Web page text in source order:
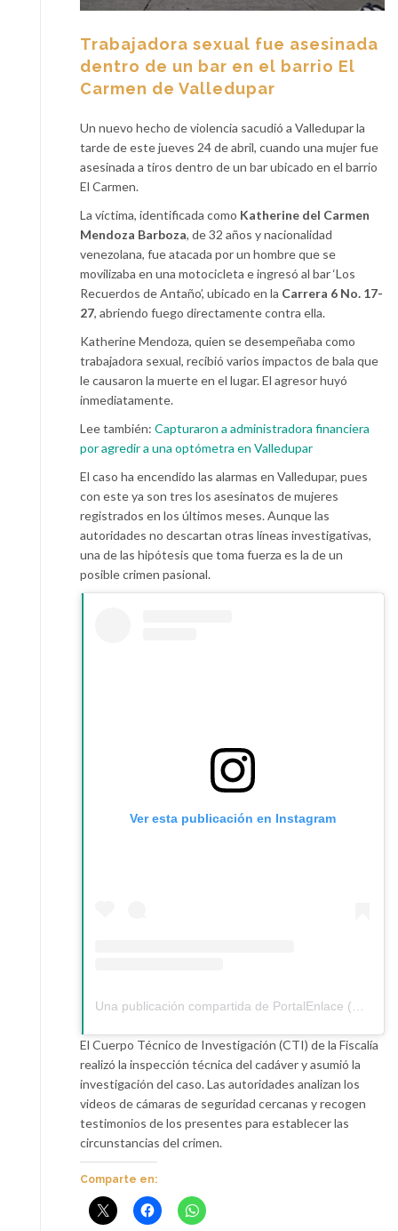
Trabajadora sexual fue asesinada
dentro de un bar en el barrio El
Carmen de Valledupar
Un nuevo hecho de violencia sacudió a Valledupar la
tarde de este jueves 24 de abril, cuando una mujer fue
asesinada a tiros dentro de un bar ubicado en el barrio
El Carmen.
La víctima, identificada como Katherine del Carmen
Mendoza Barboza, de 32 años y nacionalidad
venezolana, fue atacada por un hombre que se
movilizaba en una motocicleta e ingresó al bar ‘Los
Recuerdos de Antaño’, ubicado en la Carrera 6 No. 17-
27, abriendo fuego directamente contra ella.
Katherine Mendoza, quien se desempeñaba como
trabajadora sexual, recibió varios impactos de bala que
le causaron la muerte en el lugar. El agresor huyó
inmediatamente.
Lee también: Capturaron a administradora financiera
por agredir a una optómetra en Valledupar
El caso ha encendido las alarmas en Valledupar, pues
con este ya son tres los asesinatos de mujeres
registrados en los últimos meses. Aunque las
autoridades no descartan otras líneas investigativas,
una de las hipótesis que toma fuerza es la de un
posible crimen pasional.
Ver esta publicación en Instagram
Una publicación compartida de PortalEnlace (@portalenlace)
El Cuerpo Técnico de Investigación (CTI) de la Fiscalía
realizó la inspección técnica del cadáver y asumió la
investigación del caso. Las autoridades analizan los
videos de cámaras de seguridad cercanas y recogen
testimonios de los presentes para establecer las
circunstancias del crimen.
Comparte en: